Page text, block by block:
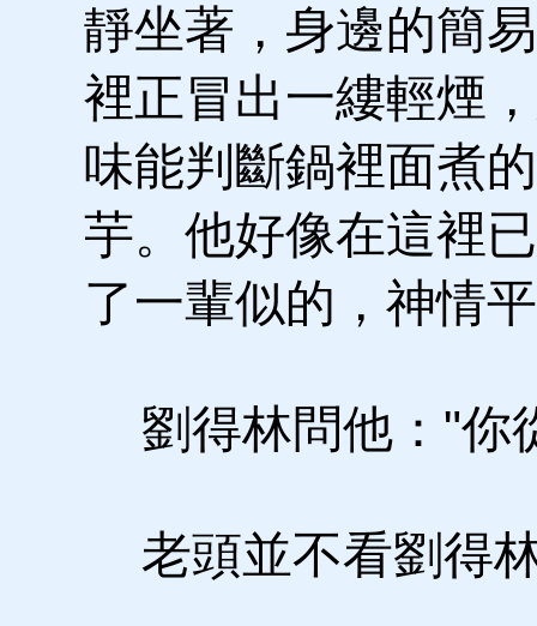
靜坐著，身邊的簡
裡正冒出一縷輕煙
味能判斷鍋裡面煮
芋。他好像在這裡
了一輩似的，神情
劉得林問他："你
老頭並不看劉得